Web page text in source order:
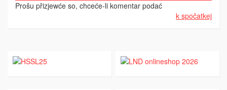
Prošu přizjewće so, chceće-li komentar podać
k spočatkej